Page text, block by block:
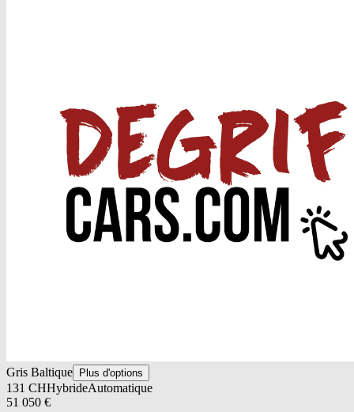
Gris Baltique Plus d'options
131 CHHybrideAutomatique
51 050 €